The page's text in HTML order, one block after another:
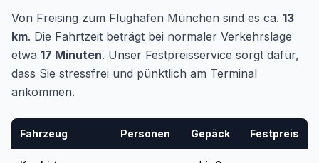
Von Freising zum Flughafen München sind es ca. 13
km. Die Fahrtzeit beträgt bei normaler Verkehrslage
etwa 17 Minuten. Unser Festpreisservice sorgt dafür,
dass Sie stressfrei und pünktlich am Terminal
ankommen.
Fahrzeug Personen Gepäck Festpreis